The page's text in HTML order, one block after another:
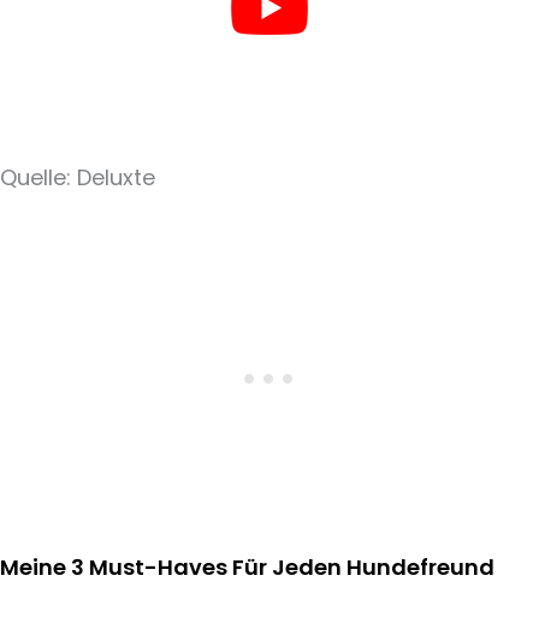
Quelle: Deluxte
Meine 3 Must-Haves Für Jeden Hundefreund​